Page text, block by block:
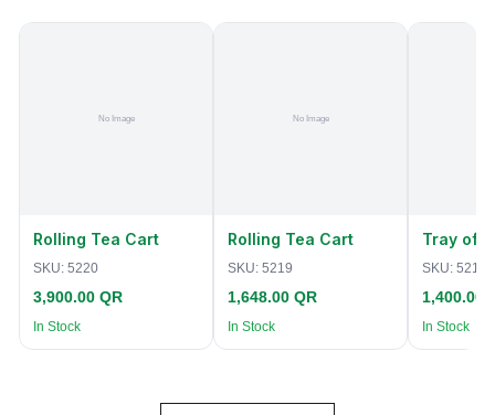
Rolling Tea Cart
SKU: 5220
3,900.00 QR
In Stock
Rolling Tea Cart
SKU: 5219
1,648.00 QR
In Stock
Tray of
SKU: 5218
1,400.00
In Stock